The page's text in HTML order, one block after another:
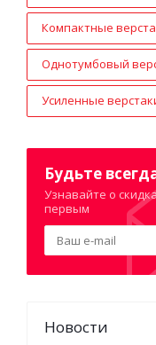
Компактные
Однотумбовый
Усиленные
Будьте
Узнавайте о
первым
Новости